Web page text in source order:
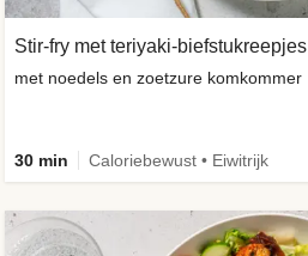
Stir-fry met teriyaki-biefstukreepjes
met noedels en zoetzure komkommer
30 min Caloriebewust • Eiwitrijk